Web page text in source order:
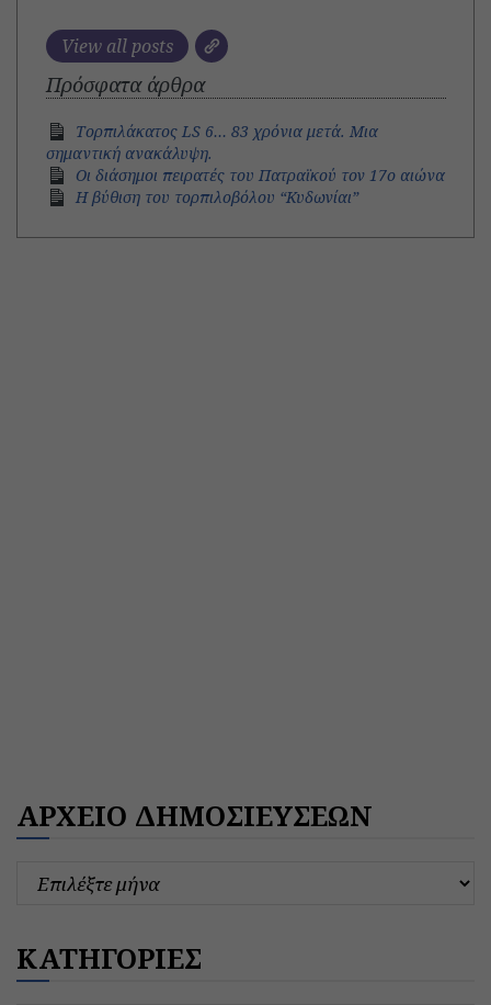
View all posts
Πρόσφατα άρθρα
Τορπιλάκατος LS 6… 83 χρόνια μετά. Mια
σημαντική ανακάλυψη.
Οι διάσημοι πειρατές του Πατραϊκού τον 17ο αιώνα
Η βύθιση του τορπιλοβόλου “Κυδωνίαι”
ΑΡΧΕΙΟ ΔΗΜΟΣΙΕΥΣΕΩΝ
ΚΑΤΗΓΟΡΙΕΣ